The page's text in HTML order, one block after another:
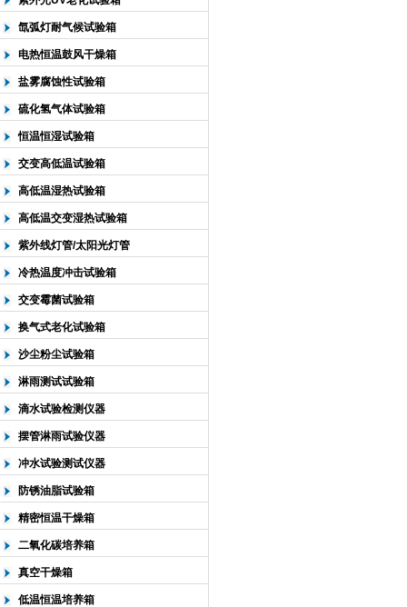
氙弧灯耐气候试验箱
电热恒温鼓风干燥箱
盐雾腐蚀性试验箱
硫化氢气体试验箱
恒温恒湿试验箱
交变高低温试验箱
高低温湿热试验箱
高低温交变湿热试验箱
紫外线灯管/太阳光灯管
冷热温度冲击试验箱
交变霉菌试验箱
换气式老化试验箱
沙尘粉尘试验箱
淋雨测试试验箱
滴水试验检测仪器
摆管淋雨试验仪器
冲水试验测试仪器
防锈油脂试验箱
精密恒温干燥箱
二氧化碳培养箱
真空干燥箱
低温恒温培养箱